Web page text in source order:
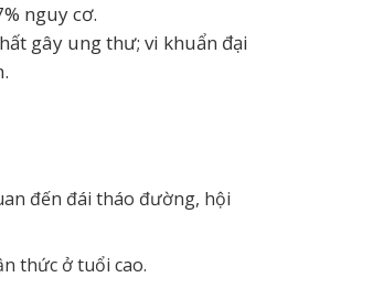
nguy cơ.
gây ung thư; vi khuẩn đại
đến đái tháo đường, hội
thức ở tuổi cao.